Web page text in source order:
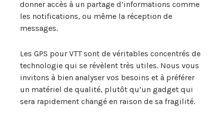
donner accès à un partage d’informations comme
les notifications, ou même la réception de
messages.
Les GPS pour VTT sont de véritables concentrés de
technologie qui se révèlent très utiles. Nous vous
invitons à bien analyser vos besoins et à préférer
un matériel de qualité, plutôt qu’un gadget qui
sera rapidement changé en raison de sa fragilité.